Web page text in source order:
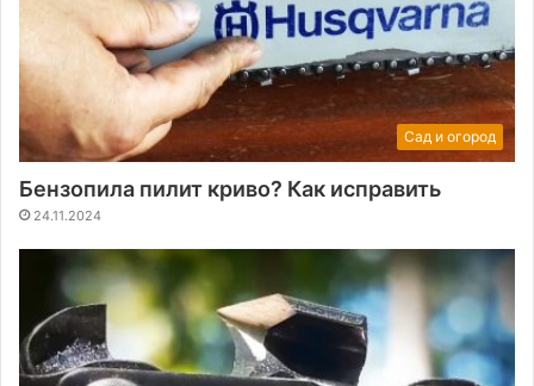
Сад и огород
Бензопила пилит криво? Как исправить
24.11.2024